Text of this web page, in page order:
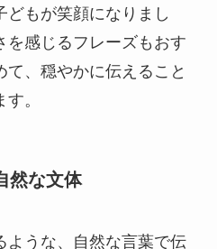
もが笑顔になりまし
を感じるフレーズもおす
、穏やかに伝えること
。
然な文体
ような、自然な言葉で伝